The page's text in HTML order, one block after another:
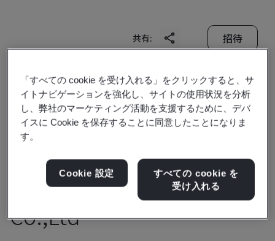
共有: 招待
OTIS High Rise
Elevator(Shanghai)
Co.,Ltd
「すべての cookie を受け入れる」をクリックすると、サ
イトナビゲーションを強化し、サイトの使用状況を分析
し、弊社のマーケティング活動を支援するために、デバ
イスに Cookie を保存することに同意したことになりま
す。
Cookie 設定
すべての cookie を
受け入れる